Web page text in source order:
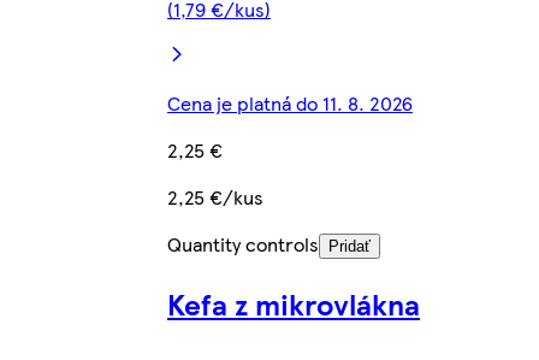
(1,79 €/kus)
Cena je platná do 11. 8. 2026
2,25 €
2,25 €/kus
Quantity controls
Pridať
Kefa z mikrovlákna